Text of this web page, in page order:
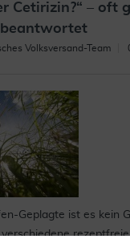
Cetirizin?“ – oft
Volksversand-Team
Geplagte ist es kein